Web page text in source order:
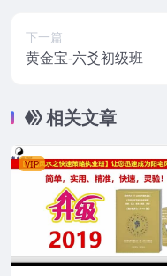
下一篇
黄金宝-六爻初级班
相关文章
VIP